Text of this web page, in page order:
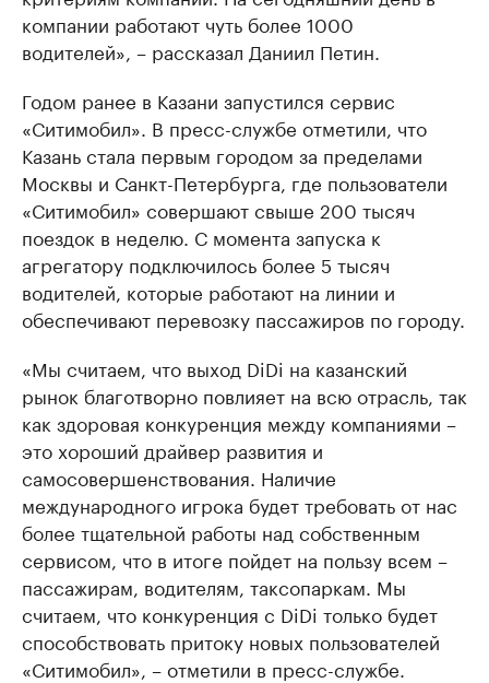
компании работают чуть более 1000
водителей», – рассказал Даниил Петин.
Годом ранее в Казани запустился сервис
«Ситимобил». В пресс-службе отметили, что
Казань стала первым городом за пределами
Москвы и Санкт-Петербурга, где пользователи
«Ситимобил» совершают свыше 200 тысяч
поездок в неделю. С момента запуска к
агрегатору подключилось более 5 тысяч
водителей, которые работают на линии и
обеспечивают перевозку пассажиров по городу.
«Мы считаем, что выход DiDi на казанский
рынок благотворно повлияет на всю отрасль, так
как здоровая конкуренция между компаниями –
это хороший драйвер развития и
самосовершенствования. Наличие
международного игрока будет требовать от нас
более тщательной работы над собственным
сервисом, что в итоге пойдет на пользу всем –
пассажирам, водителям, таксопаркам. Мы
считаем, что конкуренция с DiDi только будет
способствовать притоку новых пользователей
«Ситимобил», – отметили в пресс-службе.